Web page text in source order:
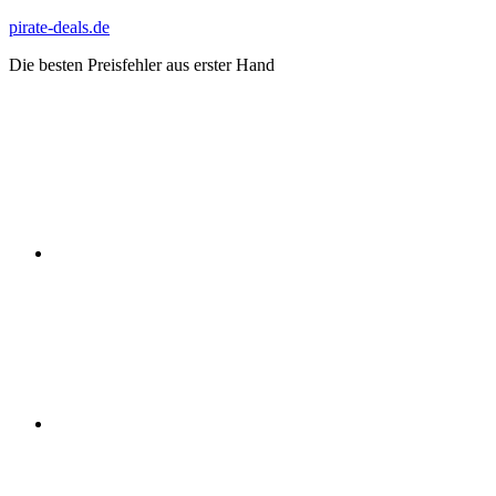
Zum
springen
pirate-deals.de
Die besten Preisfehler aus erster Hand